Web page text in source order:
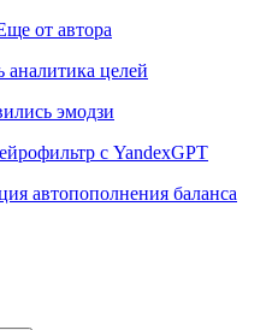
от автора
целей
эмодзи
с YandexGPT
автопополнения баланса